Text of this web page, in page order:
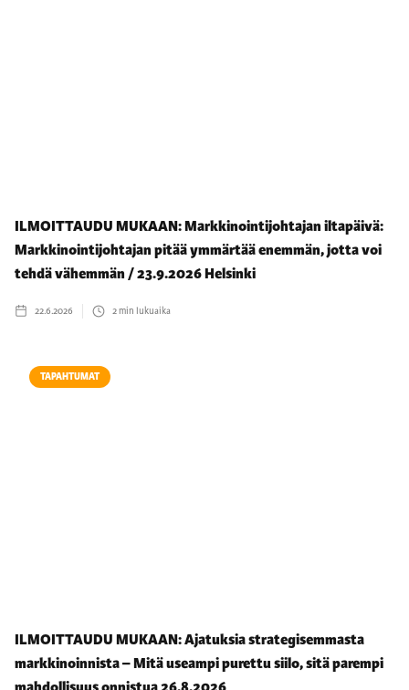
ILMOITTAUDU MUKAAN: Markkinointijohtajan iltapäivä:
Markkinointijohtajan pitää ymmärtää enemmän, jotta voi
tehdä vähemmän / 23.9.2026 Helsinki
22.6.2026 2min lukuaika
TAPAHTUMAT
ILMOITTAUDU MUKAAN: Ajatuksia strategisemmasta
markkinoinnista – Mitä useampi purettu siilo, sitä parempi